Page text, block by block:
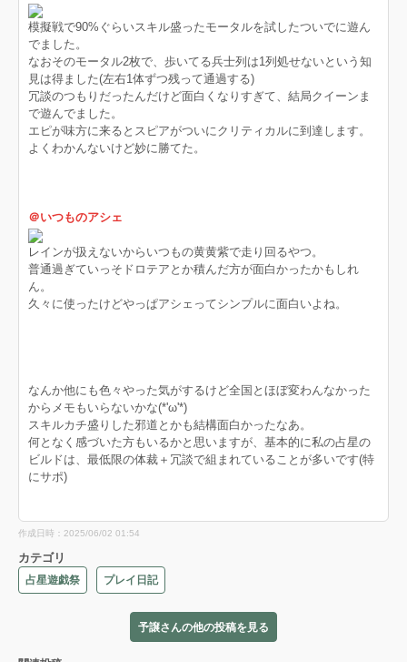
模擬戦で90%ぐらいスキル盛ったモータルを試したついでに遊ん
でました。
なおそのモータル2枚で、歩いてる兵士列は1列処せないという知
見は得ました(左右1体ずつ残って通過する)
冗談のつもりだったんだけど面白くなりすぎて、結局クイーンま
で遊んでました。
エピが味方に来るとスピアがついにクリティカルに到達します。
よくわかんないけど妙に勝てた。
＠いつものアシェ
レインが扱えないからいつもの黄黄紫で走り回るやつ。
普通過ぎていっそドロテアとか積んだ方が面白かったかもしれ
ん。
久々に使ったけどやっぱアシェってシンプルに面白いよね。
なんか他にも色々やった気がするけど全国とほぼ変わんなかった
からメモもいらないかな(*'ω'*)
スキルカチ盛りした邪道とかも結構面白かったなあ。
何となく感づいた方もいるかと思いますが、基本的に私の占星の
ビルドは、最低限の体裁＋冗談で組まれていることが多いです(特
にサポ)
作成日時：2025/06/02 01:54
カテゴリ
占星遊戯祭 プレイ日記
予譲さんの他の投稿を見る